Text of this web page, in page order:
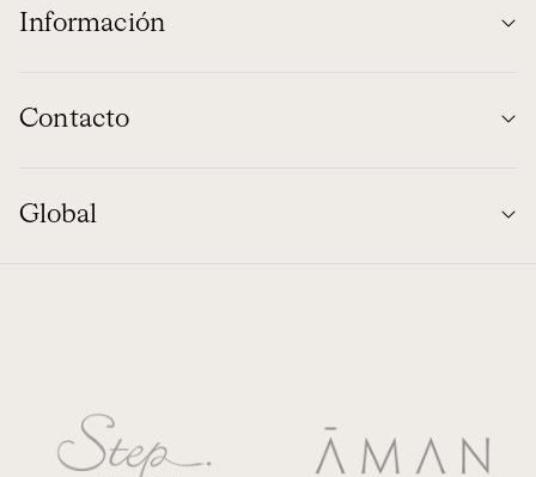
Información
Contacto
Global